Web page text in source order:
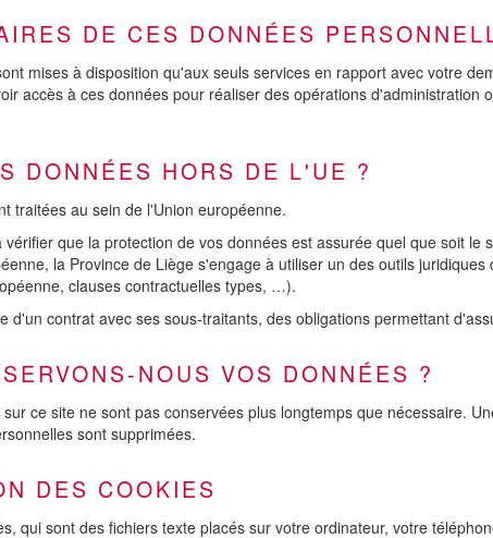
DE CES DONNÉES
mises à disposition qu'aux seuls services en rapport avec votre
accès à ces données pour réaliser des opérations
DONNÉES HORS DE L'UE ?
traitées au sein de l'Union européenne.
que la protection de vos données est assurée quel que soit le
la Province de Liège s'engage à utiliser un des outils
clauses contractuelles types, …).
d'un contrat avec ses sous-traitants, des obligations permettant
NOUS VOS DONNÉES ?
ce site ne sont pas conservées plus longtemps que nécessaire.
sont supprimées.
DES COOKIES
qui sont des fichiers texte placés sur votre ordinateur, votre